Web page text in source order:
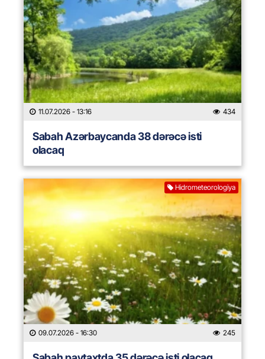
11.07.2026 - 13:16 434
Sabah Azərbaycanda 38 dərəcə isti
olacaq
Hidrometeorologiya
09.07.2026 - 16:30 245